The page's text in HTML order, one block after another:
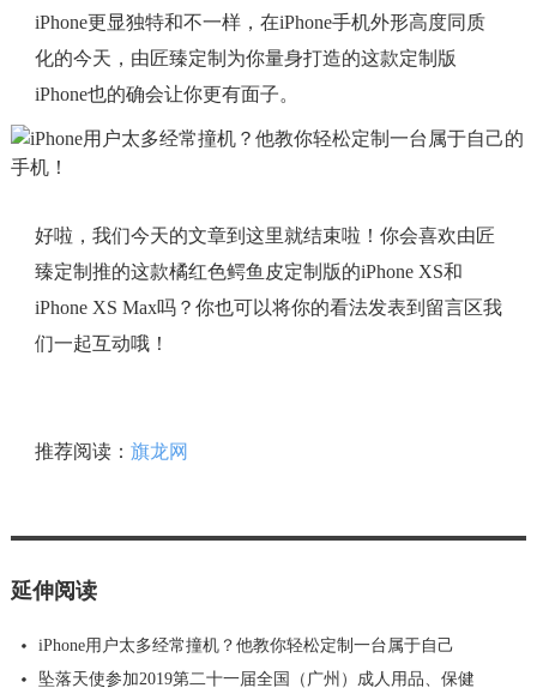
iPhone更显独特和不一样，在iPhone手机外形高度同质
化的今天，由匠臻定制为你量身打造的这款定制版
iPhone也的确会让你更有面子。
好啦，我们今天的文章到这里就结束啦！你会喜欢由匠
臻定制推的这款橘红色鳄鱼皮定制版的iPhone XS和
iPhone XS Max吗？你也可以将你的看法发表到留言区我
们一起互动哦！
推荐阅读： 旗龙网
延伸阅读
iPhone用户太多经常撞机？他教你轻松定制一台属于自己
坠落天使参加2019第二十一届全国（广州）成人用品、保健